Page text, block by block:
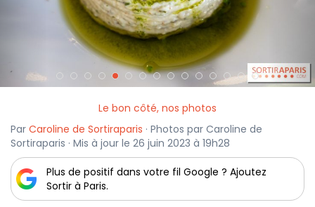
Le bon côté, nos photos
Par Caroline de Sortiraparis · Photos par Caroline de
Sortiraparis · Mis à jour le 26 juin 2023 à 19h28
Plus de positif dans votre fil Google ? Ajoutez
Sortir à Paris.